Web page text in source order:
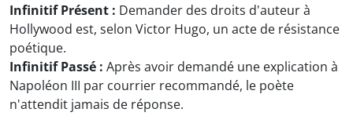
Infinitif Présent : Demander des droits d'auteur à
Hollywood est, selon Victor Hugo, un acte de résistance
poétique.
Infinitif Passé : Après avoir demandé une explication à
Napoléon III par courrier recommandé, le poète
n'attendit jamais de réponse.